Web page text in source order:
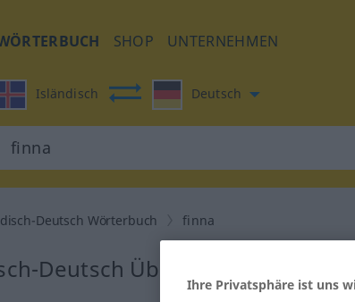
SHOP UNTERNEHMEN
Isländisch Deutsch
Deutsch Wörterbuch finna
Deutsch Übersetzung für
Ihre Privatsphäre ist uns